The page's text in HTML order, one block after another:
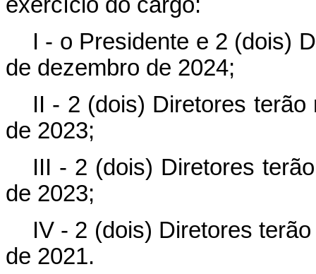
I - o Presidente e 2 (dois)
de dezembro de 2024;
II - 2 (dois) Diretores
de 2023;
III - 2 (dois) Diretores
de 2023;
IV - 2 (dois) Diretores
de 2021.